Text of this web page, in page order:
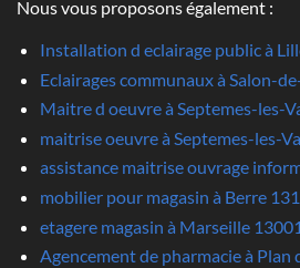
Nous vous proposons également :
Installation d eclairage public à
Eclairages communaux à Salon-
Maitre d oeuvre à Septemes-les-
maitrise oeuvre à Septemes-les-
assistance maitrise ouvrage
mobilier pour magasin à Berre
etagere magasin à Marseille 13001
Agencement de pharmacie à Plan